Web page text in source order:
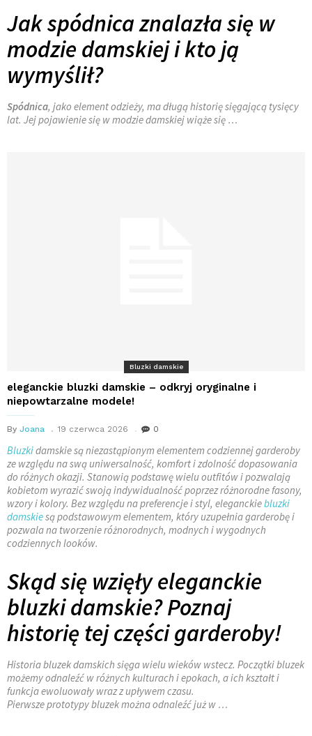
Jak spódnica znalazła się w
modzie damskiej i kto ją
wymyślił?
Spódnica, jako element odzieży, ma długą historię sięgającą tysięcy
lat. Jej pojawienie się w modzie damskiej wiąże się …
Bluzki damskie
eleganckie bluzki damskie – odkryj oryginalne i
niepowtarzalne modele!
By Joana 19 czerwca 2026 0
Bluzkidamskie są niezastąpionym elementem codziennej garderoby
ze względu na swą uniwersalność, komfort i zdolność dopasowania
do różnych okazji. Stanowią podstawę wielu outfitów i pozwalają
kobietom wyrazić swoją indywidualność poprzez różnorodne fasony,
wzory i kolory. Bez względu na preferencje i styl, eleganckiebluzki
damskiesą podstawowym elementem, który uzupełnia garderobę i
pozwala na tworzenie różnorodnych, modnych i wygodnych
codziennych looków.
Skąd się wzięły eleganckie
bluzki damskie? Poznaj
historię tej części garderoby!
Historia bluzek damskich sięga wielu wieków wstecz. Początki bluzek
możemy odnaleźć w różnych kulturach i epokach, a ich kształt i
funkcja ewoluowały wraz z upływem czasu.
Pierwsze prototypy bluzek można odnaleźć już w …